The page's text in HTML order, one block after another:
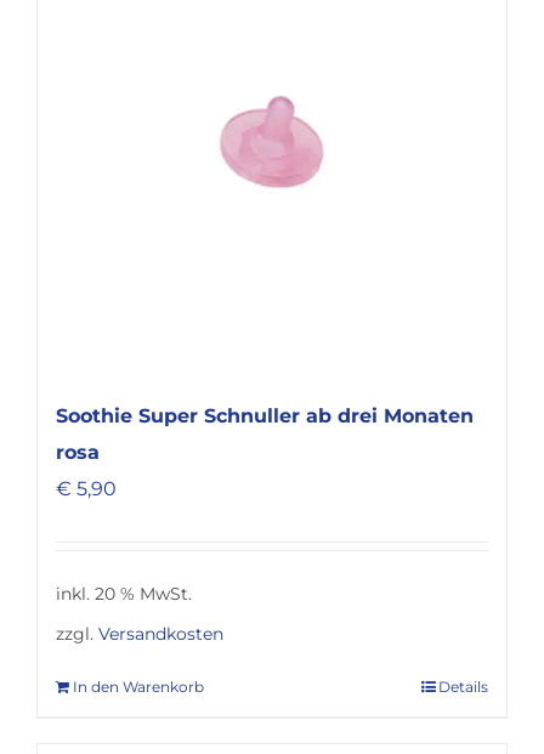
Soothie Super Schnuller ab drei Monaten
rosa
€ 5,90
inkl. 20 % MwSt.
zzgl. Versandkosten
In den Warenkorb Details